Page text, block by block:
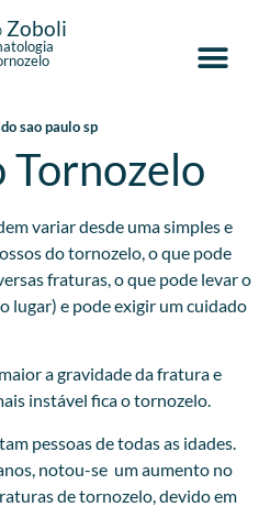
Zoboli
sao paulo sp
Tornozelo
variar desde uma simples e
do tornozelo, o que pode
fraturas, o que pode levar o
lugar) e pode exigir um cuidado
a gravidade da fratura e
instável fica o tornozelo.
pessoas de todas as idades.
notou-se um aumento no
de tornozelo, devido em